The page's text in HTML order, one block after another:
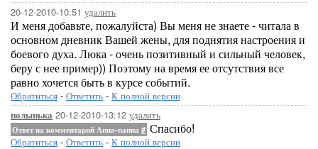
20-12-2010-10:51 удалить
И меня добавьте, пожалуйста) Вы меня не знаете - читала в
основном дневник Вашей жены, для поднятия настроения и
боевого духа. Люка - очень позитивный и сильный человек,
беру с нее пример)) Поэтому на время ее отсутствия все
равно хочется быть в курсе событий.
Обратиться - Ответить - К полной версии
полынька 20-12-2010-13:12 удалить
Ответ на комментарий Аппа-паппа # Спасибо!
Обратиться - Ответить - К полной версии